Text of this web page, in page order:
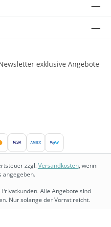
exklusive Angebote
VISA AMEX PayPal
zzgl.Versandkosten, wenn
angegeben.
Alle Angebote sind
Nur solange der Vorrat reicht.